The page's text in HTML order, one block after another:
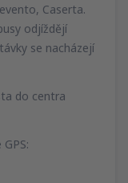
Caserta.
odjíždějí
se nacházejí
do centra